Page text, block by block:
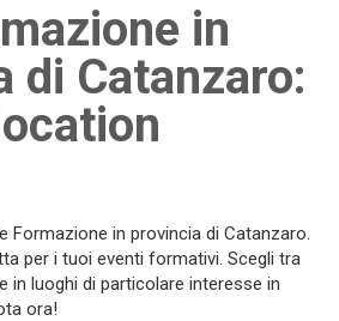
in
di Catanzaro:
Formazione in provincia di Catanzaro.
per i tuoi eventi formativi. Scegli tra
in luoghi di particolare interesse in
ora!